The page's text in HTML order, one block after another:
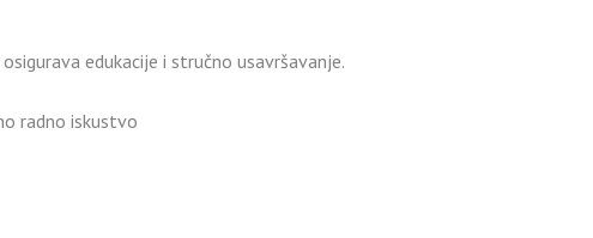
edukacije i stručno usavršavanje.
radno iskustvo